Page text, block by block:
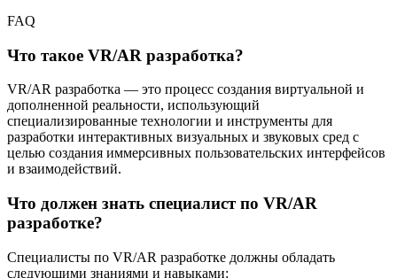
FAQ
Что такое VR/AR разработка?
VR/AR разработка — это процесс создания виртуальной и
дополненной реальности, использующий
специализированные технологии и инструменты для
разработки интерактивных визуальных и звуковых сред с
целью создания иммерсивных пользовательских интерфейсов
и взаимодействий.
Что должен знать специалист по VR/AR
разработке?
Специалисты по VR/AR разработке должны обладать
следующими знаниями и навыками: